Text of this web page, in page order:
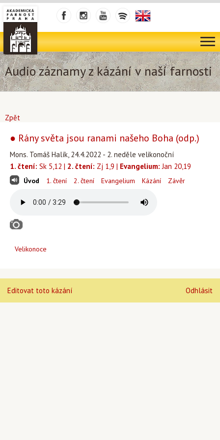
Audio záznamy z kázání v naší farnosti
Zpět
● Rány světa jsou ranami našeho Boha (odp.)
Mons. Tomáš Halík, 24.4.2022 - 2. neděle velikonoční
1. čtení: Sk 5,12 | 2. čtení: Zj 1,9 | Evangelium: Jan 20,19
Úvod 1. čtení 2. čtení Evangelium Kázání Závěr
Velikonoce
Editovat toto kázání Odhlásit